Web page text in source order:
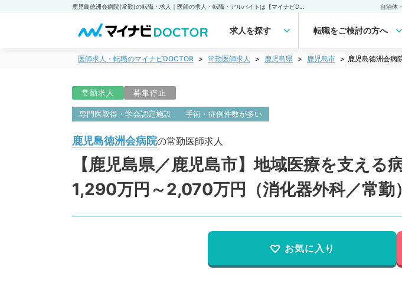
自治体
求人を探す 転職をご検討の方へ
医師求人・転職のマイナビDOCTOR 常勤医師求人 鹿児島県 鹿児島市 鹿児島徳洲会病
常勤求人 募集停止
専門医取得・学会認定施設 手術・症例件数が多い
鹿児島徳洲会病院の常勤医師求人
【鹿児島県／鹿児島市】地域医療を支え
1,290万円～2,070万円（消化器外科／常勤）
お気に入り